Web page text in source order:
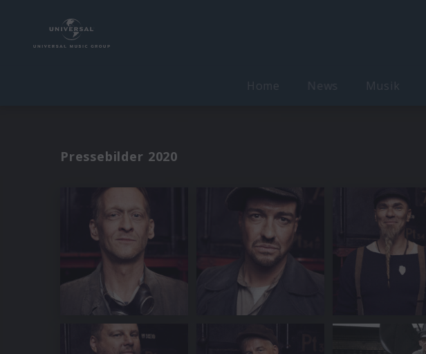
Home News Musik
Pressebilder 2020